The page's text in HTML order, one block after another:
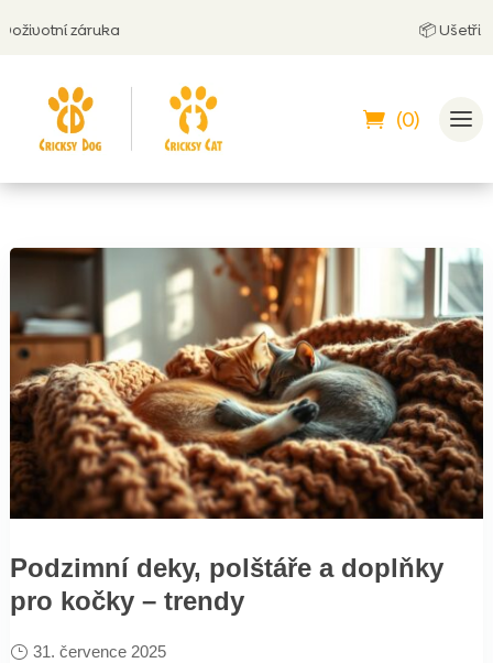
záruka 📦 Ušetři za
(0)
Podzimní deky, polštáře a doplňky
pro kočky – trendy
31. července 2025